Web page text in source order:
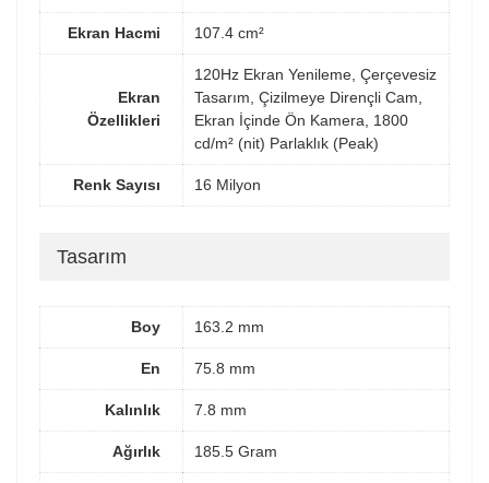
Ekran Hacmi 107.4 cm²
Ekran
Özellikleri
120Hz Ekran Yenileme, Çerçevesiz
Tasarım, Çizilmeye Dirençli Cam,
Ekran İçinde Ön Kamera, 1800
cd/m² (nit) Parlaklık (Peak)
Renk Sayısı 16 Milyon
Tasarım
Boy 163.2 mm
En 75.8 mm
Kalınlık 7.8 mm
Ağırlık 185.5 Gram